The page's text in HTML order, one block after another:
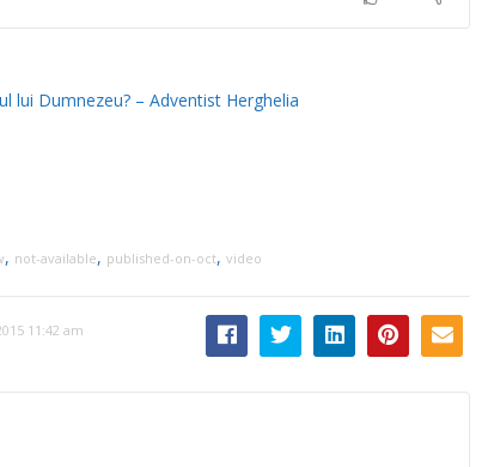
lui Dumnezeu? – Adventist Herghelia
, not-available, published-on-oct, video
11:42 am